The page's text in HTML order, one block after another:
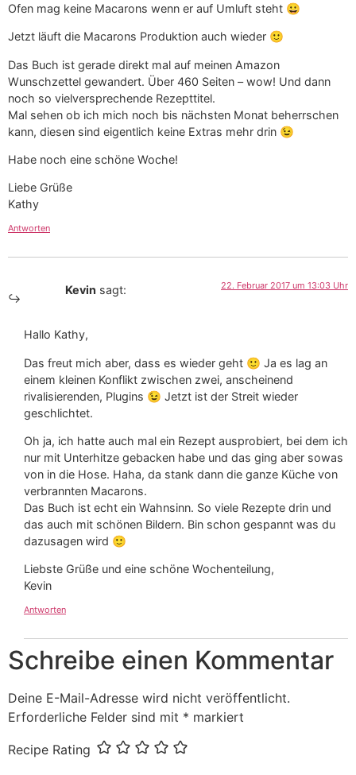
Ofen mag keine Macarons wenn er auf Umluft steht 😀
Jetzt läuft die Macarons Produktion auch wieder 🙂
Das Buch ist gerade direkt mal auf meinen Amazon
Wunschzettel gewandert. Über 460 Seiten – wow! Und dann
noch so vielversprechende Rezepttitel.
Mal sehen ob ich mich noch bis nächsten Monat beherrschen
kann, diesen sind eigentlich keine Extras mehr drin 😉
Habe noch eine schöne Woche!
Liebe Grüße
Kathy
Antworten
Kevin sagt: 22. Februar 2017 um 13:03 Uhr
Hallo Kathy,
Das freut mich aber, dass es wieder geht 🙂 Ja es lag an
einem kleinen Konflikt zwischen zwei, anscheinend
rivalisierenden, Plugins 😉 Jetzt ist der Streit wieder
geschlichtet.
Oh ja, ich hatte auch mal ein Rezept ausprobiert, bei dem ich
nur mit Unterhitze gebacken habe und das ging aber sowas
von in die Hose. Haha, da stank dann die ganze Küche von
verbrannten Macarons.
Das Buch ist echt ein Wahnsinn. So viele Rezepte drin und
das auch mit schönen Bildern. Bin schon gespannt was du
dazusagen wird 🙂
Liebste Grüße und eine schöne Wochenteilung,
Kevin
Antworten
Schreibe einen Kommentar
Deine E-Mail-Adresse wird nicht veröffentlicht.
Erforderliche Felder sind mit * markiert
Recipe Rating